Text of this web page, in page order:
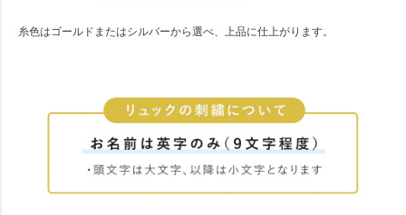
糸色はゴールドまたはシルバーから選べ、上品に仕上がります。